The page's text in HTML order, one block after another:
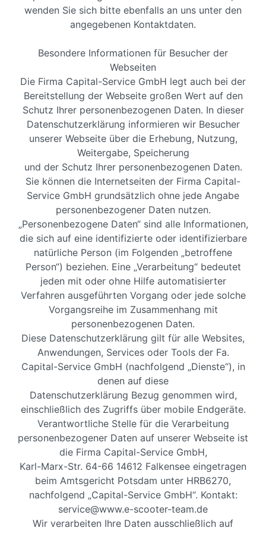
wenden Sie sich bitte ebenfalls an uns unter den
angegebenen Kontaktdaten.
Besondere Informationen für Besucher der
Webseiten
Die Firma Capital-Service GmbH legt auch bei der
Bereitstellung der Webseite großen Wert auf den
Schutz Ihrer personenbezogenen Daten. In dieser
Datenschutzerklärung informieren wir Besucher
unserer Webseite über die Erhebung, Nutzung,
Weitergabe, Speicherung
und der Schutz Ihrer personenbezogenen Daten.
Sie können die Internetseiten der Firma Capital-
Service GmbH grundsätzlich ohne jede Angabe
personenbezogener Daten nutzen.
„Personenbezogene Daten“ sind alle Informationen,
die sich auf eine identifizierte oder identifizierbare
natürliche Person (im Folgenden „betroffene
Person“) beziehen. Eine „Verarbeitung“ bedeutet
jeden mit oder ohne Hilfe automatisierter
Verfahren ausgeführten Vorgang oder jede solche
Vorgangsreihe im Zusammenhang mit
personenbezogenen Daten.
Diese Datenschutzerklärung gilt für alle Websites,
Anwendungen, Services oder Tools der Fa.
Capital-Service GmbH (nachfolgend „Dienste“), in
denen auf diese
Datenschutzerklärung Bezug genommen wird,
einschließlich des Zugriffs über mobile Endgeräte.
Verantwortliche Stelle für die Verarbeitung
personenbezogener Daten auf unserer Webseite ist
die Firma Capital-Service GmbH,
Karl-Marx-Str. 64-66 14612 Falkensee eingetragen
beim Amtsgericht Potsdam unter HRB6270,
nachfolgend „Capital-Service GmbH“. Kontakt:
service@www.e-scooter-team.de
Wir verarbeiten Ihre Daten ausschließlich auf